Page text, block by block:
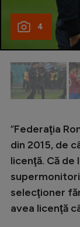
4
”Federaţia
din 2015, de
licenţă. Că
selecţioner
avea licenţă